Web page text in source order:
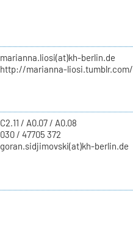
marianna.liosi(at)kh-berlin.de
http://marianna-liosi.tumblr.com/
C2.11 / A0.07 / A0.08
030 / 47705 372
goran.sidjimovski(at)kh-berlin.de